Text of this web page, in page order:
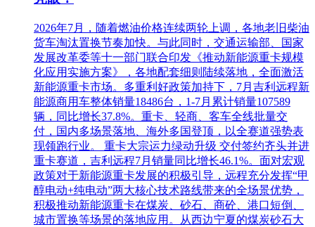
2026年7月，随着燃油价格连续两轮上调，各地老旧柴油
货车淘汰置换节奏加快。与此同时，交通运输部、国家
发展改革委等十一部门联合印发《推动新能源重卡规模
化应用实施方案》，各地配套细则陆续落地，全面激活
新能源重卡市场。多重利好政策加持下，7月吉利远程新
能源商用车整体销量18486台，1-7月累计销量107589
辆，同比增长37.8%。重卡、轻商、客车全线批量交
付，国内多场景落地、海外多国登顶，以全赛道强势表
现领跑行业。 重卡大宗运力绿动升级 交付签约齐头并进
重卡赛道，吉利远程7月销量同比增长46.1%。面对宏观
政策对于新能源重卡发展的积极引导，远程充分发挥“甲
醇电动+纯电动”两大核心技术路线带来的全场景优势，
积极推动新能源重卡在煤炭、砂石、商砼、港口短倒、
城市置换等场景的落地应用。从西边宁夏的煤炭砂石大